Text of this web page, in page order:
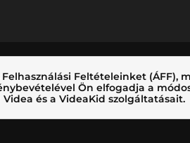
Feltételeinket (ÁFF),
Ön elfogadja a
és a VideaKid szolgáltatásait.